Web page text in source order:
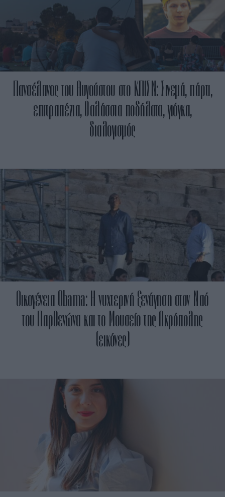
Πανσέληνος του Αυγούστου στο ΚΠΙΣΝ: Σινεμά, πάρτι,
επιτραπέζια, θαλάσσια ποδήλατα, γιόγκα,
διαλογισμός
Οικογένεια Obama: H νυχτερινή ξενάγηση στον Ναό
του Παρθενώνα και το Μουσείο της Ακρόπολης
(εικόνες)